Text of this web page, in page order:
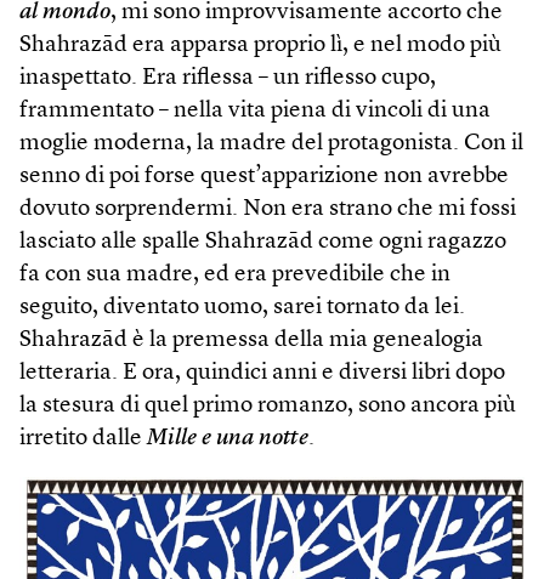
al mondo, mi sono improvvisamente accorto che
Shahrazād era apparsa proprio lì, e nel modo più
inaspettato. Era riflessa – un riflesso cupo,
frammentato – nella vita piena di vincoli di una
moglie moderna, la madre del protagonista. Con il
senno di poi forse quest’apparizione non avrebbe
dovuto sorprendermi. Non era strano che mi fossi
lasciato alle spalle Shahrazād come ogni ragazzo
fa con sua madre, ed era prevedibile che in
seguito, diventato uomo, sarei tornato da lei.
Shahrazād è la premessa della mia genealogia
letteraria. E ora, quindici anni e diversi libri dopo
la stesura di quel primo romanzo, sono ancora più
irretito dalleMille e una notte.